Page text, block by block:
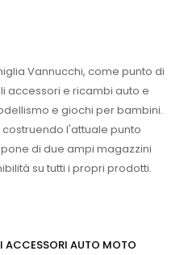
Vannucchi, come punto di
accessori e ricambi auto e
e giochi per bambini.
l'attuale punto
di due ampi magazzini
su tutti i propri prodotti.
AUTO MOTO